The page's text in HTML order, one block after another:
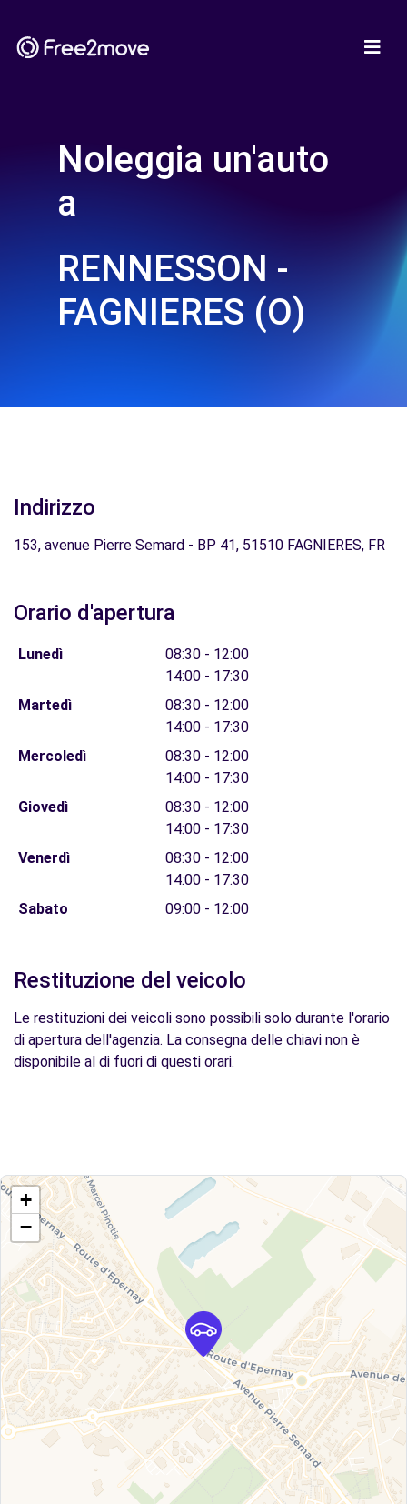
Noleggia un'auto
a
RENNESSON -
FAGNIERES (O)
Indirizzo
153, avenue Pierre Semard - BP 41, 51510 FAGNIERES, FR
Orario d'apertura
Lunedì
08:30 - 12:00
14:00 - 17:30
Martedì
08:30 - 12:00
14:00 - 17:30
Mercoledì
08:30 - 12:00
14:00 - 17:30
Giovedì
08:30 - 12:00
14:00 - 17:30
Venerdì
08:30 - 12:00
14:00 - 17:30
Sabato
09:00 - 12:00
Restituzione del veicolo
Le restituzioni dei veicoli sono possibili solo durante l'orario
di apertura dell'agenzia. La consegna delle chiavi non è
disponibile al di fuori di questi orari.
+
−